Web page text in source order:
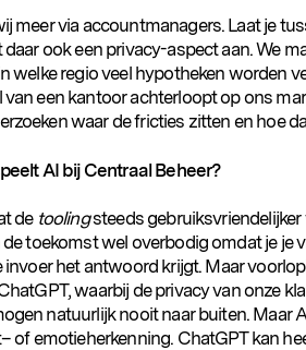
meer via accountmanagers. Laat je
daar ook een privacy-aspect aan. We
welke regio veel hypotheken worden
van een kantoor achterloopt op ons
waar de fricties zitten en hoe
AI bij Centraal Beheer?
de toolingsteeds
toekomst wel overbodig omdat je je
invoer het antwoord krijgt. Maar
waarbij de privacy van onze
natuurlijk nooit naar buiten. Maar
of emotieherkenning. ChatGPT kan